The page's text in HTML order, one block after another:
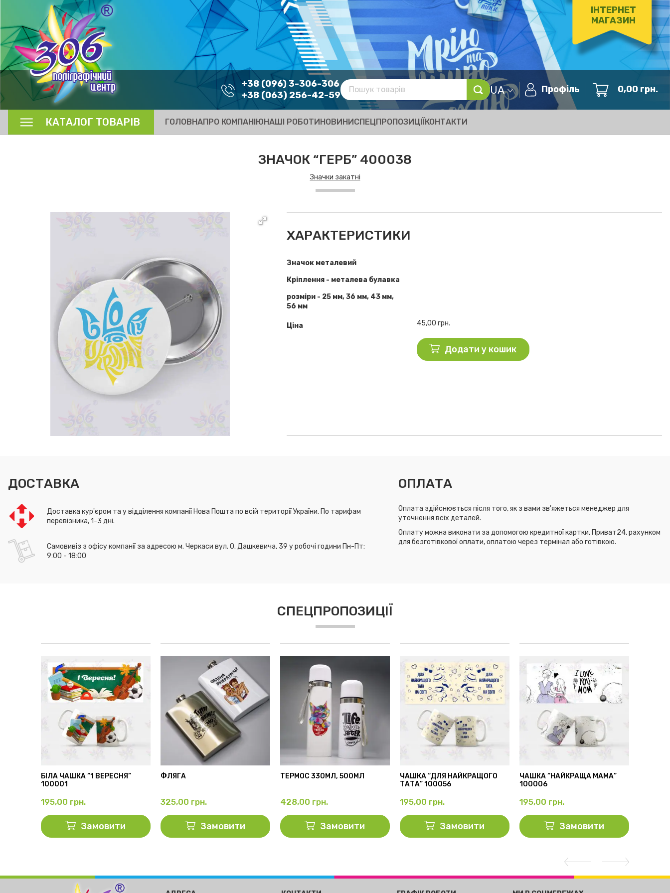
ІНТЕРНЕТ
МАГАЗИН
+38 (096) 3-306-306
+38 (063) 256-42-59
UA Профіль 0,00 грн.
КАТАЛОГ ТОВАРІВ ГОЛОВНАПРО КОМПАНІЮНАШІ РОБОТИНОВИНИСПЕЦПРОПОЗИЦІЇКОНТАКТИ
ЗНАЧОК “ГЕРБ” 400038
Значки закатні
ХАРАКТЕРИСТИКИ
Значок металевий
Кріплення - металева булавка
розміри - 25 мм, 36 мм, 43 мм,
56 мм
Ціна 45,00грн.
Додати у кошик
ДОСТАВКА
Доставка кур'єром та у відділення компанії Нова Пошта по всій території України. По тарифам
перевізника, 1-3 дні.
Самовивіз з офісу компанії за адресою м. Черкаси вул. О. Дашкевича, 39 у робочі години Пн-Пт:
9:00 - 18:00
ОПЛАТА
Оплата здійснюється після того, як з вами зв'яжеться менеджер для
уточнення всіх деталей.
Оплату можна виконати за допомогою кредитної картки, Приват24, рахунком
для безготівкової оплати, оплатою через термінал або готівкою.
СПЕЦПРОПОЗИЦІЇ
БІЛА ЧАШКА “1 ВЕРЕСНЯ”
100001
195,00 грн.
Замовити
ФЛЯГА
325,00 грн.
Замовити
ТЕРМОС 330МЛ, 500МЛ
428,00 грн.
Замовити
ЧАШКА “ДЛЯ НАЙКРАЩОГО
ТАТА” 100056
195,00 грн.
Замовити
ЧАШКА “НАЙКРАЩА МАМА”
100006
195,00 грн.
Замовити